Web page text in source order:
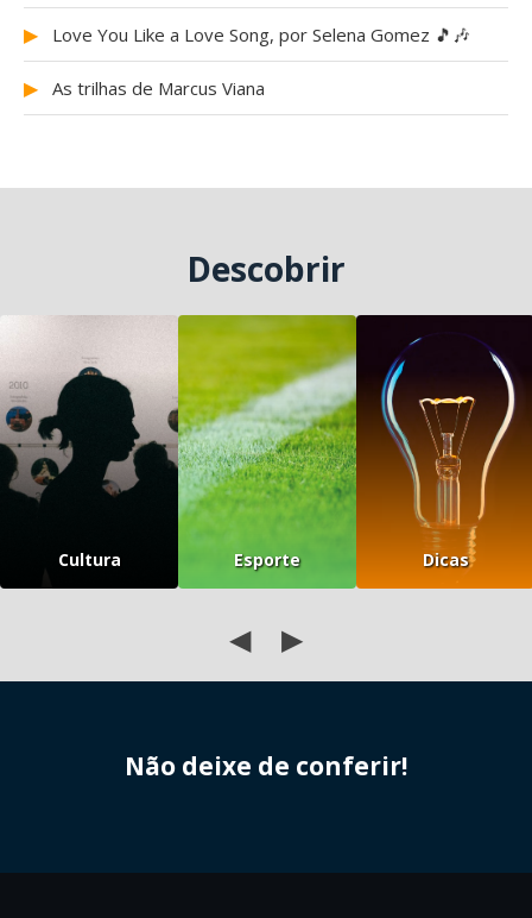
▶ Love You Like a Love Song, por Selena Gomez 🎵🎶
▶ As trilhas de Marcus Viana
Descobrir
Cultura Esporte Dicas
◀ ▶
Não deixe de conferir!